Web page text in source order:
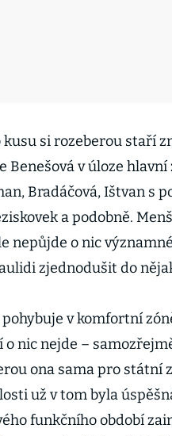
si rozeberou staří
Benešová v úloze
Bradáčová, Ištvan s
a podobně.
nepůjde o nic
zjednodušit do
v komfortní
o nic nejde –
ona sama pro státní
už v tom byla
funkčního období